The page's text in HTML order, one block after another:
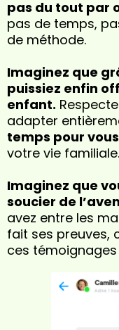
pas du tout par
pas de temps,
de méthode.
Imaginez que
puissiez enfin
enfant.
adapter
temps pour vous
votre vie familiale.
Imaginez que
soucier de
avez entre les
fait ses preuves,
ces